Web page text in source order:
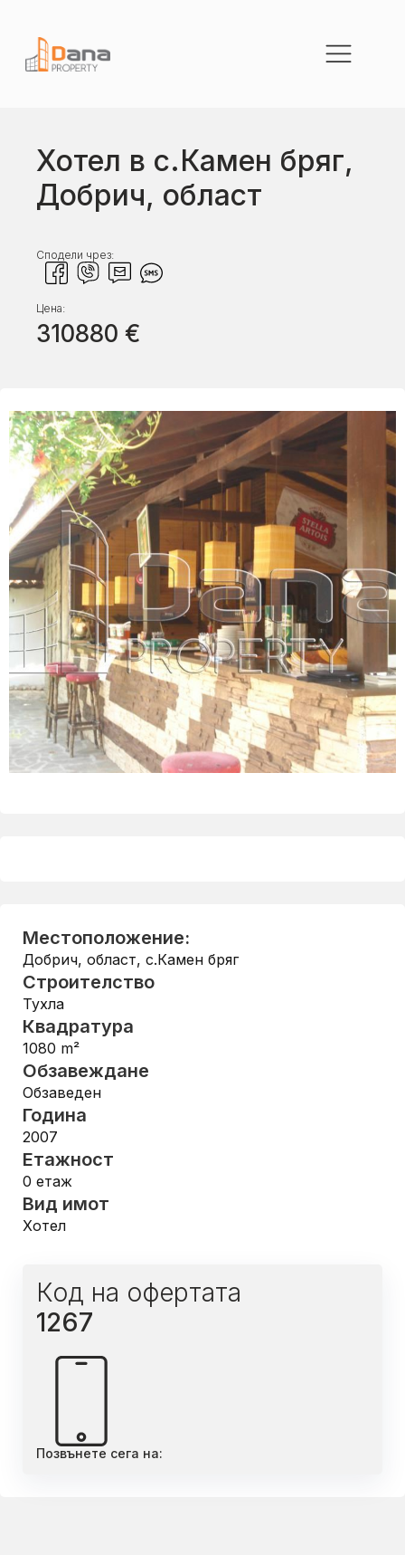
Хотел в с.Камен бряг,
Добрич, област
Сподели чрез:
Цена:
310880 €
Местоположение:
Добрич, област, с.Камен бряг
Строителство
Тухла
Квадратура
1080 m²
Обзавеждане
Обзаведен
Година
2007
Етажност
0 етаж
Вид имот
Хотел
Код на офертата
1267
Позвънете сега на: